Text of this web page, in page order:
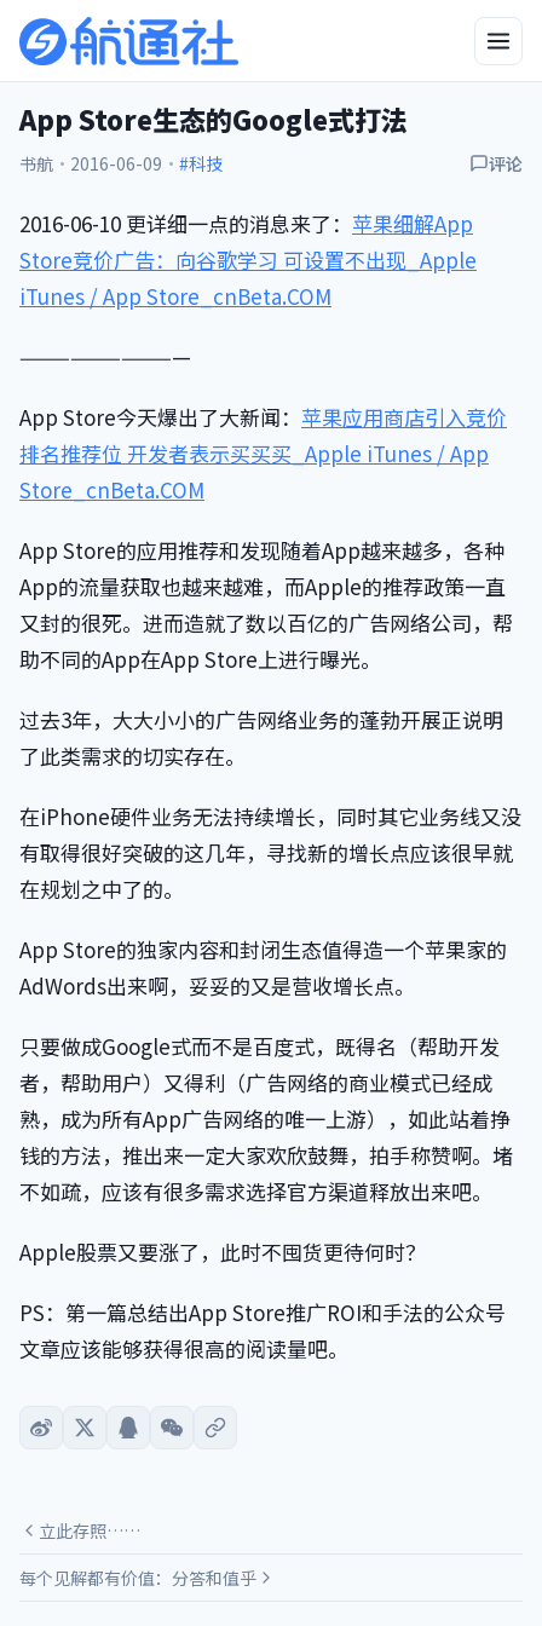
App Store生态的Google式打法
书航 · 2016-06-09 · #科技 评论
2016-06-10 更详细一点的消息来了： 苹果细解App
Store竞价广告：向谷歌学习 可设置不出现_Apple
iTunes / App Store_cnBeta.COM
——————————
App Store今天爆出了大新闻： 苹果应用商店引入竞价
排名推荐位 开发者表示买买买_Apple iTunes / App
Store_cnBeta.COM
App Store的应用推荐和发现随着App越来越多，各种
App的流量获取也越来越难，而Apple的推荐政策一直
又封的很死。进而造就了数以百亿的广告网络公司，帮
助不同的App在App Store上进行曝光。
过去3年，大大小小的广告网络业务的蓬勃开展正说明
了此类需求的切实存在。
在iPhone硬件业务无法持续增长，同时其它业务线又没
有取得很好突破的这几年，寻找新的增长点应该很早就
在规划之中了的。
App Store的独家内容和封闭生态值得造一个苹果家的
AdWords出来啊，妥妥的又是营收增长点。
只要做成Google式而不是百度式，既得名（帮助开发
者，帮助用户）又得利（广告网络的商业模式已经成
熟，成为所有App广告网络的唯一上游），如此站着挣
钱的方法，推出来一定大家欢欣鼓舞，拍手称赞啊。堵
不如疏，应该有很多需求选择官方渠道释放出来吧。
Apple股票又要涨了，此时不囤货更待何时？
PS：第一篇总结出App Store推广ROI和手法的公众号
文章应该能够获得很高的阅读量吧。
立此存照……
每个见解都有价值：分答和值乎